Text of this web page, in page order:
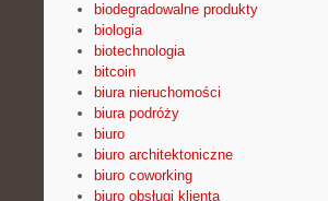
biodegradowalne produkty
biologia
biotechnologia
bitcoin
biura nieruchomości
biura podróży
biuro
biuro architektoniczne
biuro coworking
biuro obsługi klienta